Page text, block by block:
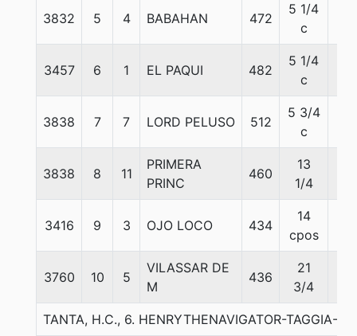
3832 5 4 BABAHAN 472
5 1/4
c
3457 6 1 EL PAQUI 482
5 1/4
c
3838 7 7 LORD PELUSO 512
5 3/4
c
3838 8 11
PRIMERA
PRINC
460
13
1/4
3416 9 3 OJO LOCO 434
14
cpos
3760 10 5
VILASSAR DE
M
436
21
3/4
TANTA, H.C., 6. HENRYTHENAVIGATOR-TAGGIA-